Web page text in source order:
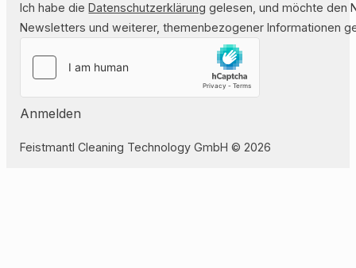
Ich habe dieDatenschutzerklärung gelesen, und möchte den
Newsletters und weiterer, themenbezogener Informationen
Anmelden
Feistmantl Cleaning Technology GmbH © 2026